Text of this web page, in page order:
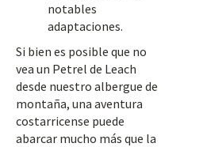
notables
adaptaciones.
Si bien es posible que no
vea un Petrel de Leach
desde nuestro albergue de
montaña, una aventura
costarricense puede
abarcar mucho más que la